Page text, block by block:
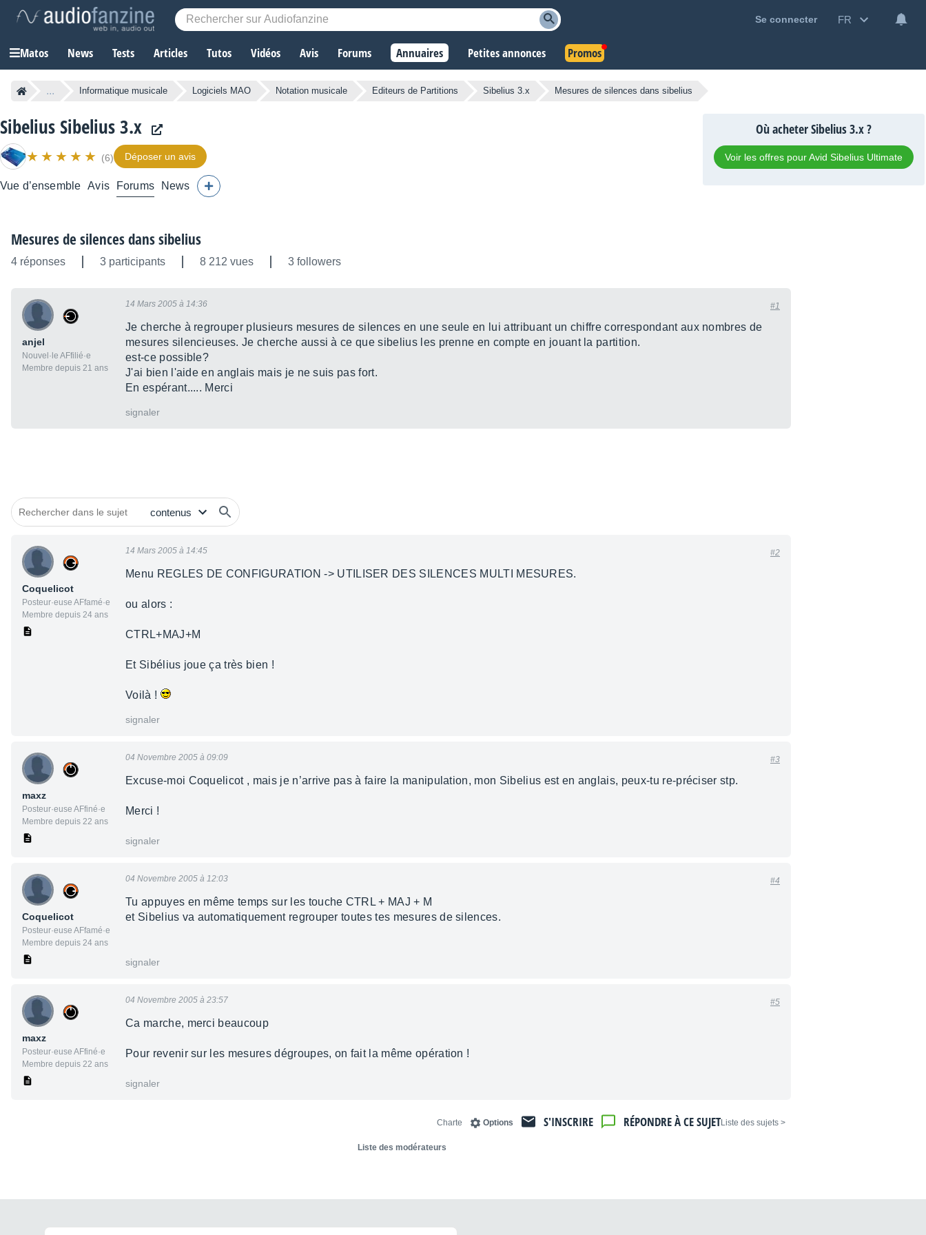
Se connecter FR
Matos News Tests Articles Tutos Vidéos Avis Forums Annuaires Petites annonces Promos
... Informatique musicale Logiciels MAO Notation musicale Editeurs de Partitions Sibelius 3.x Mesures de silences dans sibelius
Sibelius Sibelius 3.x
(6) Déposer un avis
Vue d’ensemble Avis Forums News
Où acheter Sibelius 3.x ?
Voir les offres pour Avid Sibelius Ultimate
Mesures de silences dans sibelius
4 réponses 3 participants 8 212 vues 3 followers
anjel
Nouvel·le AFfilié·e
Membre depuis 21 ans
14 Mars 2005 à 14:36 #1
Je cherche à regrouper plusieurs mesures de silences en une seule en lui attribuant un chiffre correspondant aux nombres de
mesures silencieuses. Je cherche aussi à ce que sibelius les prenne en compte en jouant la partition.
est-ce possible?
J'ai bien l'aide en anglais mais je ne suis pas fort.
En espérant..... Merci
signaler
Coquelicot
Posteur·euse AFfamé·e
Membre depuis 24 ans
14 Mars 2005 à 14:45 #2
Menu REGLES DE CONFIGURATION -> UTILISER DES SILENCES MULTI MESURES.
ou alors :
CTRL+MAJ+M
Et Sibélius joue ça très bien !
Voilà !
signaler
maxz
Posteur·euse AFfiné·e
Membre depuis 22 ans
04 Novembre 2005 à 09:09 #3
Excuse-moi Coquelicot , mais je n’arrive pas à faire la manipulation, mon Sibelius est en anglais, peux-tu re-préciser stp.
Merci !
signaler
Coquelicot
Posteur·euse AFfamé·e
Membre depuis 24 ans
04 Novembre 2005 à 12:03 #4
Tu appuyes en même temps sur les touche CTRL + MAJ + M
et Sibelius va automatiquement regrouper toutes tes mesures de silences.
signaler
maxz
Posteur·euse AFfiné·e
Membre depuis 22 ans
04 Novembre 2005 à 23:57 #5
Ca marche, merci beaucoup
Pour revenir sur les mesures dégroupes, on fait la même opération !
signaler
< Liste des sujets
RÉPONDRE À CE SUJET
S'INSCRIRE
Options
Charte
Liste des modérateurs